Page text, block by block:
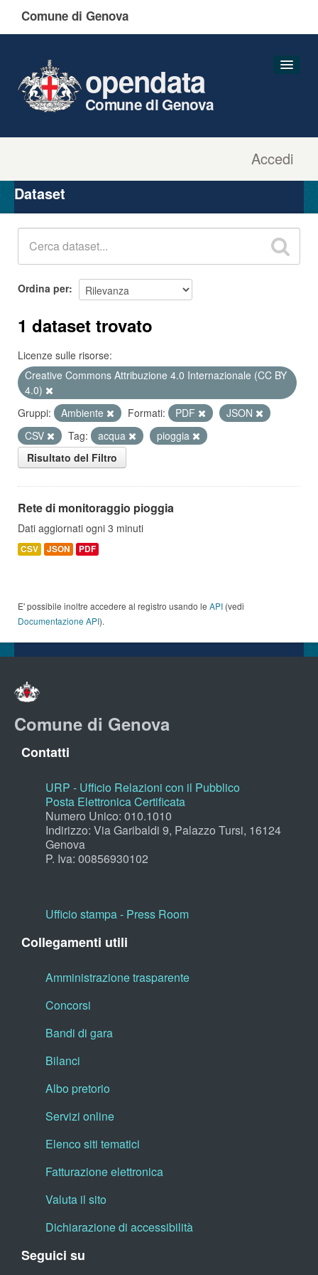
Comune di Genova
Accedi
opendata
Comune di Genova
Organizzazioni
Gruppi
Dataset
Ordina per
1 dataset trovato
Licenze sulle risorse:
Creative Commons Attribuzione 4.0 Internazionale (CC BY
4.0)
Gruppi:
Ambiente Formati: PDF
JSON
CSV
Tag: acqua
pioggia
Risultato del Filtro
Rete di monitoraggio pioggia
Dati aggiornati ogni 3 minuti
CSV JSON PDF
E' possibile inoltre accedere al registro usando le API (vedi
Documentazione API).
Comune di Genova
Contatti
URP - Ufficio Relazioni con il Pubblico
Posta Elettronica Certificata
Numero Unico: 010.1010
Indirizzo: Via Garibaldi 9, Palazzo Tursi, 16124
Genova
P. Iva: 00856930102
Ufficio stampa - Press Room
Collegamenti utili
Amministrazione trasparente
Concorsi
Bandi di gara
Bilanci
Albo pretorio
Servizi online
Elenco siti tematici
Fatturazione elettronica
Valuta il sito
Dichiarazione di accessibilità
Seguici su